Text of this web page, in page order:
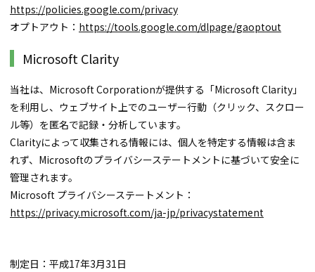
https://policies.google.com/privacy
オプトアウト： https://tools.google.com/dlpage/gaoptout
Microsoft Clarity
当社は、Microsoft Corporationが提供する「Microsoft Clarity」
を利用し、ウェブサイト上でのユーザー行動（クリック、スクロー
ル等）を匿名で記録・分析しています。
Clarityによって収集される情報には、個人を特定する情報は含ま
れず、Microsoftのプライバシーステートメントに基づいて安全に
管理されます。
Microsoft プライバシーステートメント：
https://privacy.microsoft.com/ja-jp/privacystatement
制定日： 平成17年3月31日